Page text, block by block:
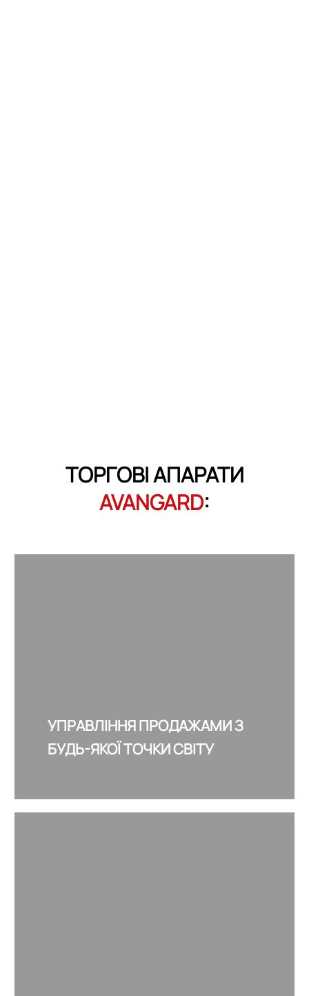
ТОРГОВІ АПАРАТИ
AVANGARD:
УПРАВЛІННЯ ПРОДАЖАМИ З
БУДЬ-ЯКОЇ ТОЧКИ СВІТУ